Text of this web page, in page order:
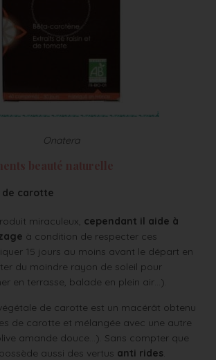
Onatera
de carotte
miraculeux, cependant il aide à
à condition de respecter ces
15 jours au moins avant le départ en
du moindre rayon de soleil pour
en terrasse, balade en plein air…).
de carotte est un macérât obtenu
de carotte et mélangée avec une autre
amande douce…). Sans compter que
aussi des vertus anti rides